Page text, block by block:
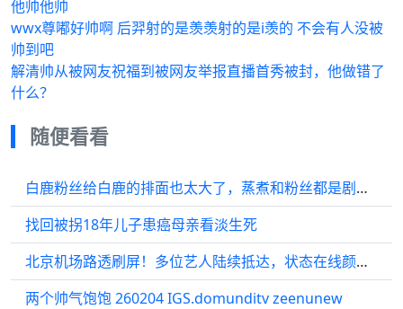
他帅他帅
wwx尊嘟好帅啊 后羿射的是羡羡射的是i羡的 不会有人没被
帅到吧
解清帅从被网友祝福到被网友举报直播首秀被封，他做错了
什么？
随便看看
白鹿粉丝给白鹿的排面也太大了，蒸煮和粉丝都是剧宣很狂的事业批啊
找回被拐18年儿子患癌母亲看淡生死
北京机场路透刷屏！多位艺人陆续抵达，状态在线颜值抗打，这波星光盛宴太惊喜
两个帅气饱饱 260204 IGS.domunditv zeenunew